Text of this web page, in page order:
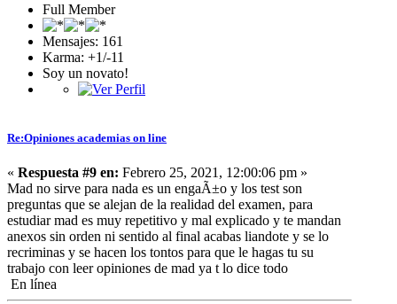
Full Member
Mensajes: 161
Karma: +1/-11
Soy un novato!
Re:Opiniones academias on line
« Respuesta #9 en: Febrero 25, 2021, 12:00:06 pm »
Mad no sirve para nada es un engaÃ±o y los test son
preguntas que se alejan de la realidad del examen, para
estudiar mad es muy repetitivo y mal explicado y te mandan
anexos sin orden ni sentido al final acabas liandote y se lo
recriminas y se hacen los tontos para que le hagas tu su
trabajo con leer opiniones de mad ya t lo dice todo
En línea